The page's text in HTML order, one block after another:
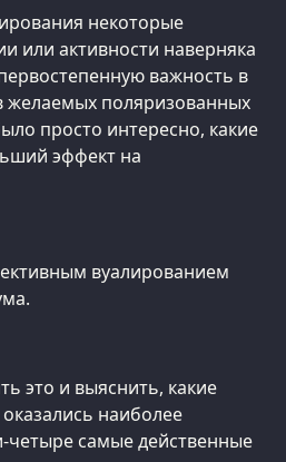
некоторые
или активности наверняка
важность в
желаемых поляризованных
просто интересно, какие
эффект на
вуалированием
это и выяснить, какие
наиболее
самые действенные